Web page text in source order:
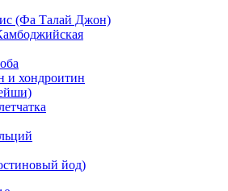
(Фа Талай Джон)
и хондроитин
йод)